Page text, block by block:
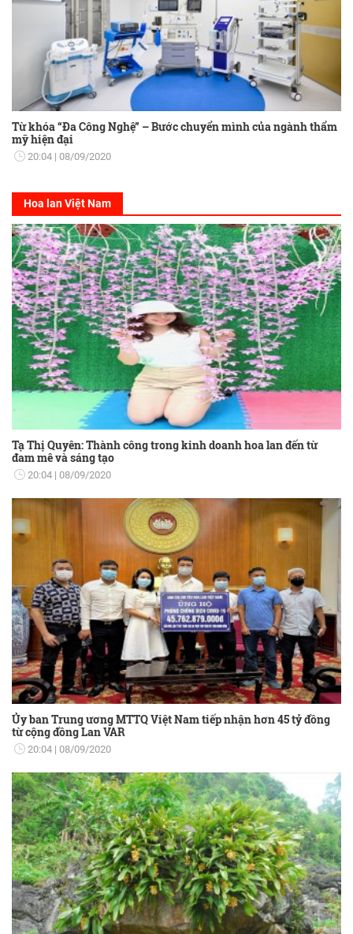
Từ khóa “Đa Công Nghệ” – Bước chuyển mình của ngành thẩm
mỹ hiện đại
20:04 08/09/2020
Hoa lan Việt Nam
Tạ Thị Quyên: Thành công trong kinh doanh hoa lan đến từ
đam mê và sáng tạo
20:04 08/09/2020
Ủy ban Trung ương MTTQ Việt Nam tiếp nhận hơn 45 tỷ đồng
từ cộng đồng Lan VAR
20:04 08/09/2020